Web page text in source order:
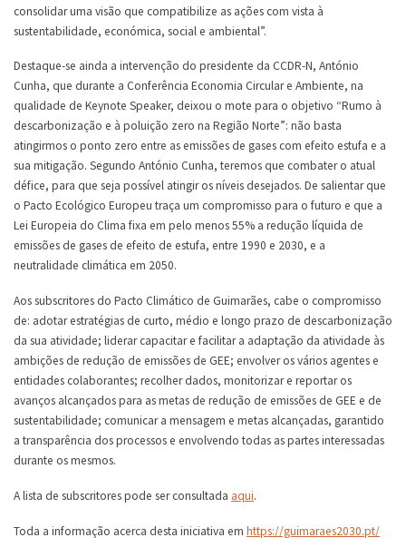
consolidar uma visão que compatibilize as ações com vista à
sustentabilidade, económica, social e ambiental”.
Destaque-se ainda a intervenção do presidente da CCDR-N, António
Cunha, que durante a Conferência Economia Circular e Ambiente, na
qualidade de Keynote Speaker, deixou o mote para o objetivo “Rumo à
descarbonização e à poluição zero na Região Norte”: não basta
atingirmos o ponto zero entre as emissões de gases com efeito estufa e a
sua mitigação. Segundo António Cunha, teremos que combater o atual
défice, para que seja possível atingir os níveis desejados. De salientar que
o Pacto Ecológico Europeu traça um compromisso para o futuro e que a
Lei Europeia do Clima fixa em pelo menos 55% a redução líquida de
emissões de gases de efeito de estufa, entre 1990 e 2030, e a
neutralidade climática em 2050.
Aos subscritores do Pacto Climático de Guimarães, cabe o compromisso
de: adotar estratégias de curto, médio e longo prazo de descarbonização
da sua atividade; liderar capacitar e facilitar a adaptação da atividade às
ambições de redução de emissões de GEE; envolver os vários agentes e
entidades colaborantes; recolher dados, monitorizar e reportar os
avanços alcançados para as metas de redução de emissões de GEE e de
sustentabilidade; comunicar a mensagem e metas alcançadas, garantido
a transparência dos processos e envolvendo todas as partes interessadas
durante os mesmos.
A lista de subscritores pode ser consultada aqui.
Toda a informação acerca desta iniciativa em https://guimaraes2030.pt/